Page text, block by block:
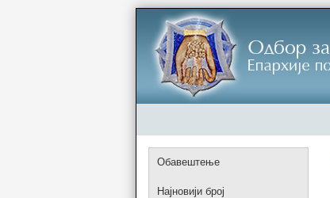
Обавештење
Најновији број